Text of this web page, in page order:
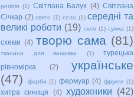
релігія (1) Світлана Балух (4) Світлана
Січкар (2) свято (1) село (1) середні та
великі роботи (19) скло (1) сумка (1)
схеми (4) творю сама (81)
тканина для вишивки (1)
турецька
рівномірка
(2)
українське
(47)
фарби (1) фермуар (4) фрукти (1)
хитра синиця (4) художники (42)